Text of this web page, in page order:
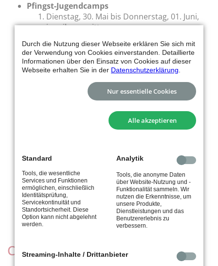
Pfingst-Jugendcamps
Dienstag, 30. Mai bis Donnerstag, 01. Juni,
jeweils vormittags
jeweils vormittags
Sommer-Jugendcamps
Montag, 31. Juli bis Freitag, 04. August,
Montag, 04. September bis Freitag, 08.
September, jeweils ganztägig
Sommer-Erwachsenencamps
Montag, 31. Juli bis Mittwoch, 02. August,
jeweils abends
Montag, 04. September bis Mittwoch, 04.
September, jeweils abends
Clubmeisterschaft 2023
Durch die Nutzung dieser Webseite erklären Sie sich mit
der Verwendung von Cookies einverstanden. Detaillierte
Informationen über den Einsatz von Cookies auf dieser
Webseite erhalten Sie in der Datenschutzerklärung
Nur essentielle Cookies
Alle akzeptieren
Standard
Tools, die wesentliche
Services und Funktionen
ermöglichen, einschließlich
Identitätsprüfung,
Servicekontinuität und
Standortsicherheit. Diese
Option kann nicht abgelehnt
werden.
Analytik
Tools, die anonyme Daten
über Website-Nutzung und -
Funktionalität sammeln. Wir
nutzen die Erkenntnisse, um
unsere Produkte,
Dienstleistungen und das
Benutzererlebnis zu
verbessern.
Streaming-Inhalte / Drittanbieter